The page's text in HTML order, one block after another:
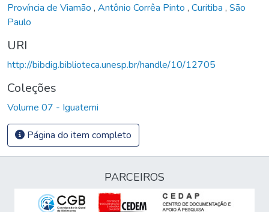
Província de Viamão , Antônio Corrêa Pinto , Curitiba , São
Paulo
URI
http://bibdig.biblioteca.unesp.br/handle/10/12705
Coleções
Volume 07 - Iguatemi
Página do item completo
PARCEIROS